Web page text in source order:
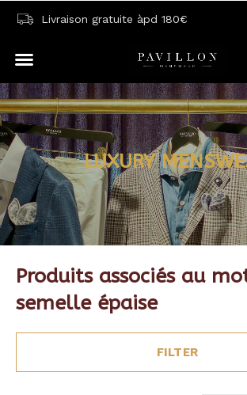
Livraison gratuite àpd 180€
LUXURY
Produits associés au
semelle épaise
FILTER